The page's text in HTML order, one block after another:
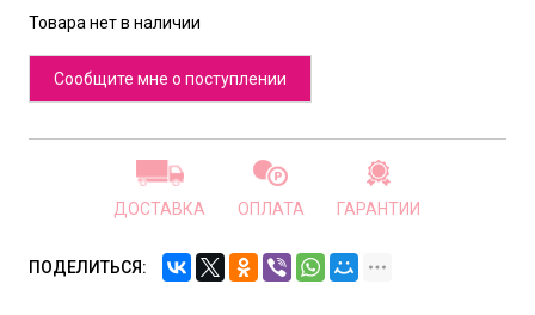
Товара нет в наличии
Сообщите мне о поступлении
ДОСТАВКА ОПЛАТА ГАРАНТИИ
ПОДЕЛИТЬСЯ: